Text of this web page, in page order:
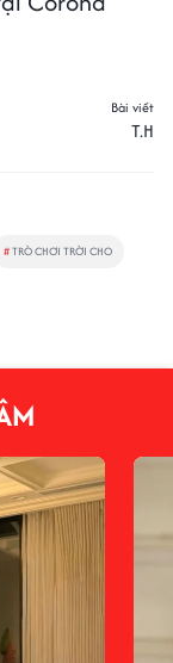
Bài viết
T.H
#TRÒ CHƠI TRỜI CHO